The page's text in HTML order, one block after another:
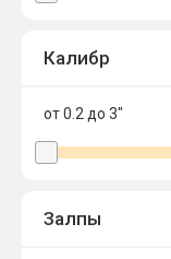
Батареи
Маленькие
Большие
Калибр
от 0.2 до 3"
Залпы